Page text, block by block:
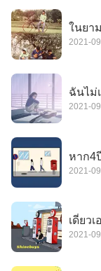
ในยา
2021-
ฉันไม่
2021-
หาก4
2021-
เดี๋ยว
2021-